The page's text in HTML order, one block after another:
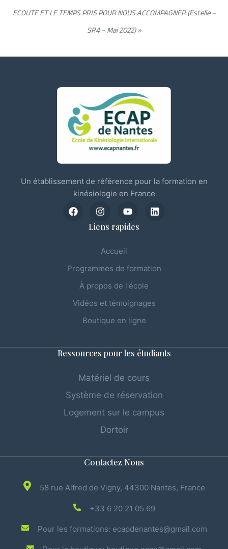
ECOUTE ET LE TEMPS PRIS POUR NOUS ACCOMPAGNER (Estelle –
SR4 – Mai 2022) »
Un établissement de référence pour la formation en
kinésiologie en France
Liens rapides
Accueil
Programmes de formation
À propos de l'école
Vidéos et témoignages
Boutique en ligne
Ressources pour les étudiants
Matériel de cours
Système de réservation
Logement sur le campus
Dortoir
Contactez Nous
58 rue Alfred de Vigny, 44300 Nantes, France
+33 6 20 21 05 69
Pour les formations: ecapdenantes@gmail.com